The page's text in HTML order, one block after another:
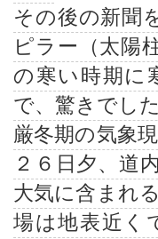
その後の新聞
ピラー（太陽
の寒い時期に
で、驚きでし
厳冬期の気象
２６日夕、
大気に含まれ
場は地表近